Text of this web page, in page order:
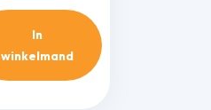
In
winkelmand